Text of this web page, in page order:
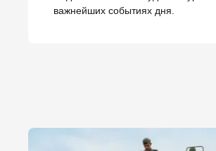
важнейших событиях дня.